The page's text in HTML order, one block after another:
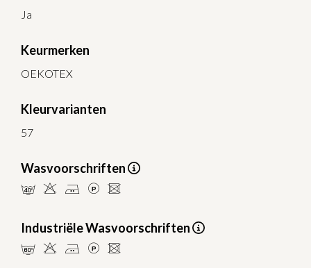
Ja
Keurmerken
OEKOTEX
Kleurvarianten
57
Wasvoorschriften
nHELU
Industriële Wasvoorschriften
pHELU